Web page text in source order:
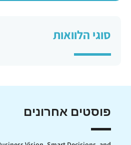
סוגי הלוואות
פוסטים אחרונים